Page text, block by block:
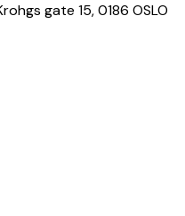
gate 15, 0186 OSLO